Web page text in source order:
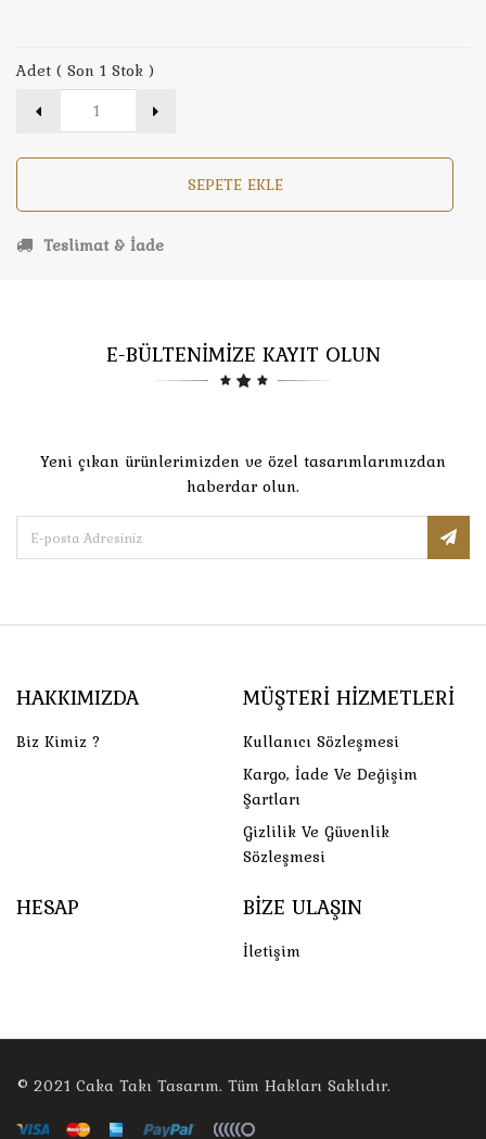
Adet ( Son 1 Stok )
SEPETE EKLE
Teslimat & İade
E-BÜLTENİMİZE KAYIT OLUN
Yeni çıkan ürünlerimizden ve özel tasarımlarımızdan
haberdar olun.
HAKKIMIZDA
Biz Kimiz ?
MÜŞTERI HIZMETLERI
Kullanıcı Sözleşmesi
Kargo, İade Ve Değişim
Şartları
Gizlilik Ve Güvenlik
Sözleşmesi
HESAP BIZE ULAŞIN
İletişim
© 2021 Caka Takı Tasarım. Tüm Hakları Saklıdır.